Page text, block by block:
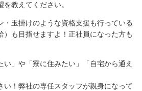
教えてください。
・玉掛けのような資格支援も行っている
）も目指せますよ！正社員になった方も
い」や「寮に住みたい」「自宅から通え
い！弊社の専任スタッフが親身になって